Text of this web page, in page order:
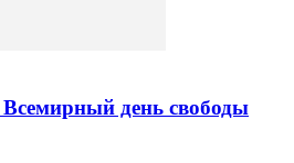
Всемирный день свободы